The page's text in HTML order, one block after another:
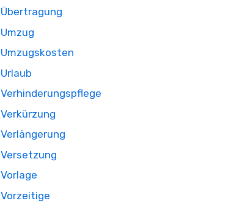
Übertragung
Umzug
Umzugskosten
Urlaub
Verhinderungspflege
Verkürzung
Verlängerung
Versetzung
Vorlage
Vorzeitige